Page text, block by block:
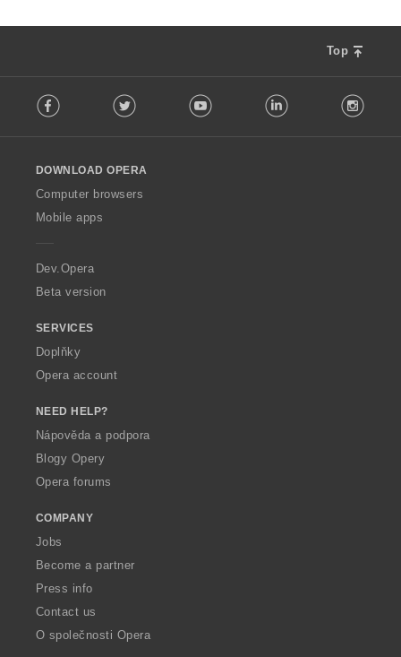
Top
o
w
O
p
a
Facebook Twitter Youtube LinkedIn
DOWNLOAD OPERA
Computer browsers
Mobile apps
Dev.Opera
Beta version
SERVICES
Doplňky
Opera account
NEED HELP?
Nápověda a podpora
Blogy Opery
Opera forums
COMPANY
Jobs
Become a partner
Press info
Contact us
O společnosti Opera